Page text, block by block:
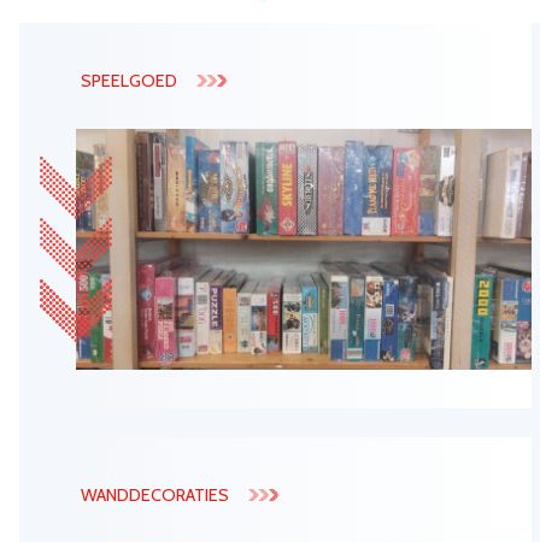
SPEELGOED
WANDDECORATIES